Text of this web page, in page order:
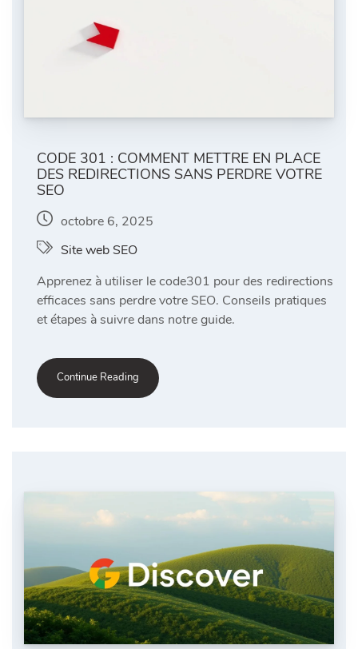
CODE 301 : COMMENT METTRE EN PLACE
DES REDIRECTIONS SANS PERDRE VOTRE
SEO
octobre 6, 2025
Site web SEO
Apprenez à utiliser le code301 pour des redirections
efficaces sans perdre votre SEO. Conseils pratiques
et étapes à suivre dans notre guide.
Continue Reading